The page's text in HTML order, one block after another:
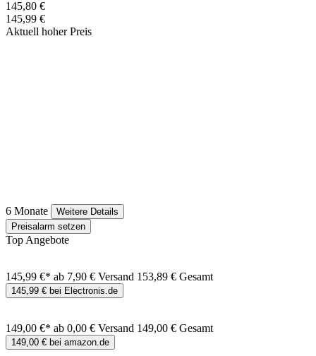
145,80 €
145,99 €
Aktuell hoher Preis
6 Monate
Weitere Details
Preisalarm setzen
Top Angebote
145,99 €* ab 7,90 € Versand 153,89 € Gesamt
145,99 € bei Electronis.de
149,00 €* ab 0,00 € Versand 149,00 € Gesamt
149,00 € bei amazon.de